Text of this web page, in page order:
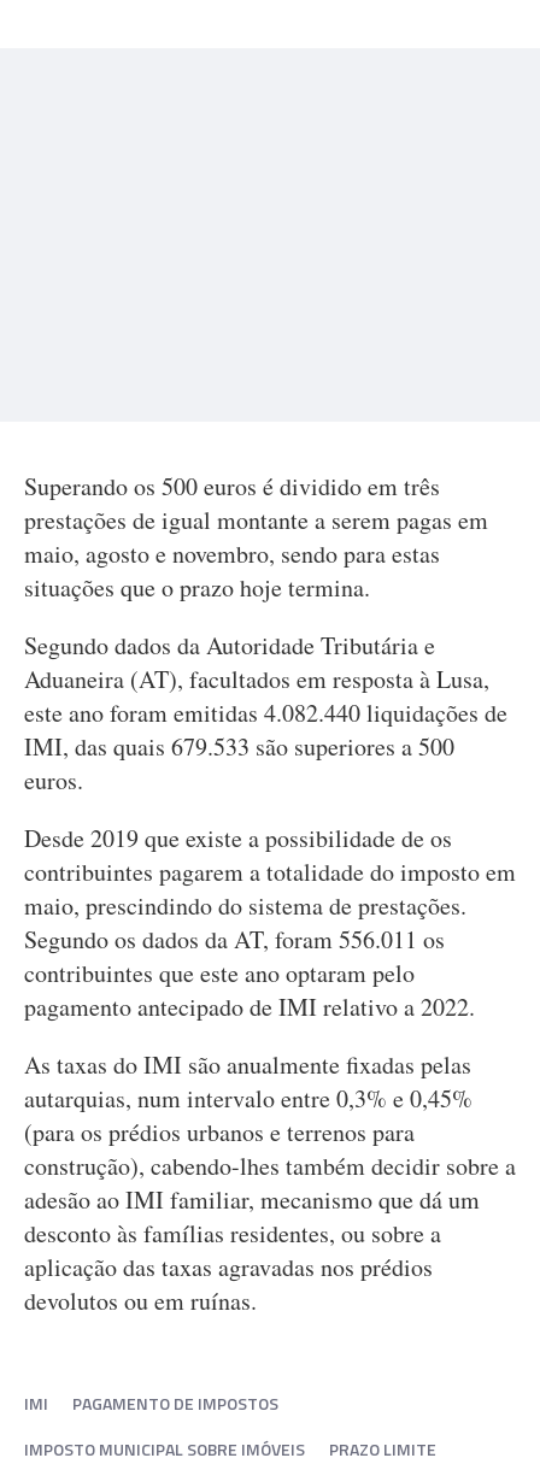
Superando os 500 euros é dividido em três
prestações de igual montante a serem pagas em
maio, agosto e novembro, sendo para estas
situações que o prazo hoje termina.
Segundo dados da Autoridade Tributária e
Aduaneira (AT), facultados em resposta à Lusa,
este ano foram emitidas 4.082.440 liquidações de
IMI, das quais 679.533 são superiores a 500
euros.
Desde 2019 que existe a possibilidade de os
contribuintes pagarem a totalidade do imposto em
maio, prescindindo do sistema de prestações.
Segundo os dados da AT, foram 556.011 os
contribuintes que este ano optaram pelo
pagamento antecipado de IMI relativo a 2022.
As taxas do IMI são anualmente fixadas pelas
autarquias, num intervalo entre 0,3% e 0,45%
(para os prédios urbanos e terrenos para
construção), cabendo-lhes também decidir sobre a
adesão ao IMI familiar, mecanismo que dá um
desconto às famílias residentes, ou sobre a
aplicação das taxas agravadas nos prédios
devolutos ou em ruínas.
IMI
PAGAMENTO DE IMPOSTOS
IMPOSTO MUNICIPAL SOBRE IMÓVEIS
PRAZO LIMITE